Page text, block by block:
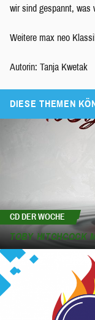
wir sind gespannt, was
Weitere max neo
Autorin: Tanja Kwetak
DIESE THEMEN
CD DER WOCHE
TOBY HITCHCOCK